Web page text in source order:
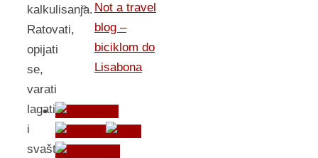
kalkulisanja.
Ratovati,
opijati
se,
varati
lagati
i
svašta
Not a travel
blog –
biciklom do
Lisabona